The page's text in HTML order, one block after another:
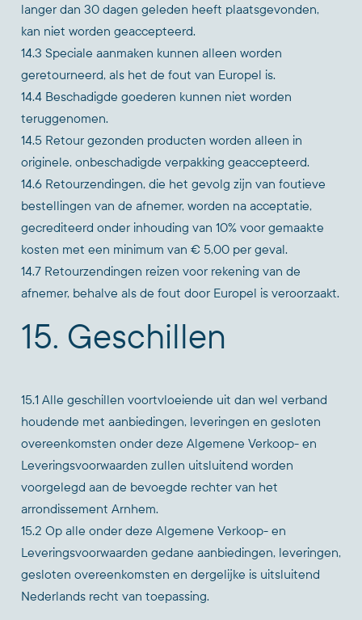
langer dan 30 dagen geleden heeft plaatsgevonden,
kan niet worden geaccepteerd.
14.3 Speciale aanmaken kunnen alleen worden
geretourneerd, als het de fout van Europel is.
14.4 Beschadigde goederen kunnen niet worden
teruggenomen.
14.5 Retour gezonden producten worden alleen in
originele, onbeschadigde verpakking geaccepteerd.
14.6 Retourzendingen, die het gevolg zijn van foutieve
bestellingen van de afnemer, worden na acceptatie,
gecrediteerd onder inhouding van 10% voor gemaakte
kosten met een minimum van € 5,00 per geval.
14.7 Retourzendingen reizen voor rekening van de
afnemer, behalve als de fout door Europel is veroorzaakt.
15. Geschillen
15.1 Alle geschillen voortvloeiende uit dan wel verband
houdende met aanbiedingen, leveringen en gesloten
overeenkomsten onder deze Algemene Verkoop- en
Leveringsvoorwaarden zullen uitsluitend worden
voorgelegd aan de bevoegde rechter van het
arrondissement Arnhem.
15.2 Op alle onder deze Algemene Verkoop- en
Leveringsvoorwaarden gedane aanbiedingen, leveringen,
gesloten overeenkomsten en dergelijke is uitsluitend
Nederlands recht van toepassing.